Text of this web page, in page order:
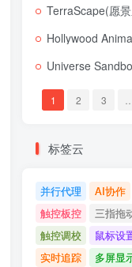
TerraScape(愿
Hollywood
Universe
1 2 3
标签云
并行代理 AI协作
触控板控
三指拖
触控调校
鼠标设
实时追踪
多屏显